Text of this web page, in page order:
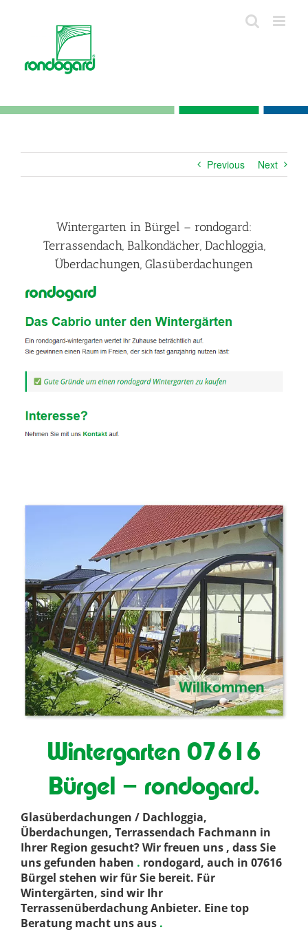
Previous Next
Wintergarten in Bürgel – rondogard:
Terrassendach, Balkondächer, Dachloggia,
Überdachungen, Glasüberdachungen
Wintergarten 07616
Bürgel – rondogard.
Glasüberdachungen / Dachloggia,
Überdachungen, Terrassendach Fachmann in
Ihrer Region gesucht? Wir freuen uns , dass Sie
uns gefunden haben . rondogard, auch in 07616
Bürgel stehen wir für Sie bereit. Für
Wintergärten, sind wir Ihr
Terrassenüberdachung Anbieter. Eine top
Beratung macht uns aus .